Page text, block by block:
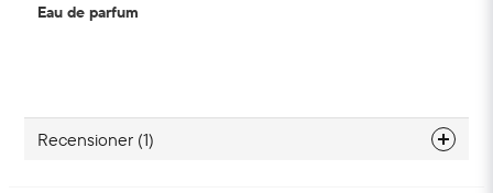
Eau de parfum
Recensioner (1)